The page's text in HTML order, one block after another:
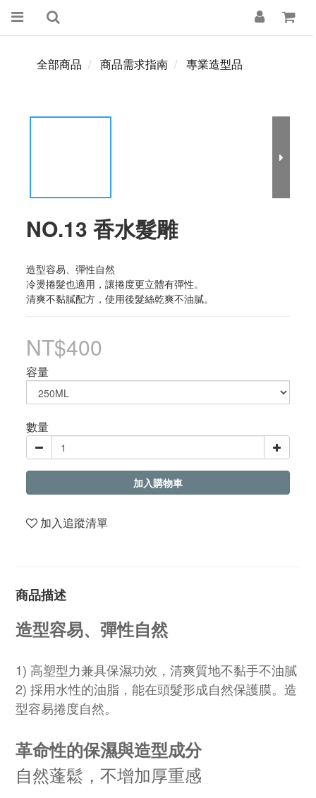
全部商品 商品需求指南 專業造型品
NO.13 香水髮雕
造型容易、彈性自然
冷燙捲髮也適用，讓捲度更立體有彈性。
清爽不黏膩配方，使用後髮絲乾爽不油膩。
NT$400
容量
數量
加入購物車
加入追蹤清單
商品描述
造型容易、彈性自然
1) 高塑型力兼具保濕功效，清爽質地不黏手不油膩
2) 採用水性的油脂，能在頭髮形成自然保護膜。造
型容易捲度自然。
革命性的保濕與造型成分
自然蓬鬆，不增加厚重感